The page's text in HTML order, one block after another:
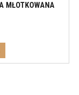
MŁOTKOWANA